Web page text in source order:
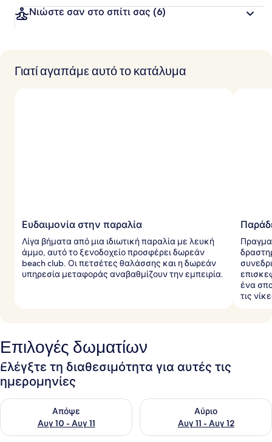
Νιώστε σαν στο σπίτι σας (6)
Γιατί αγαπάμε αυτό το κατάλυμα
Ευδαιμονία στην παραλία
Λίγα βήματα από μια ιδιωτική παραλία με λευκή
άμμο, αυτό το ξενοδοχείο προσφέρει δωρεάν
beach club. Οι πετσέτες θαλάσσης και η δωρεάν
υπηρεσία μεταφοράς αναβαθμίζουν την εμπειρία.
ένα
τις
Επιλογές δωματίων
Ελέγξτε τη διαθεσιμότητα για αυτές τις
ημερομηνίες
Απόψε
Αυγ 10 - Αυγ 11
Έλεγχος διαθεσιμότητας για απόψε Αυγ 10 - Αυγ 11
Αύριο
Αυγ 11 - Αυγ 12
Έλεγχος διαθεσιμότητας